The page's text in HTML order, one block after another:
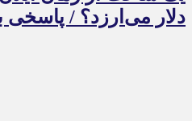
دلار می‌ارزد؟ / پاسخی